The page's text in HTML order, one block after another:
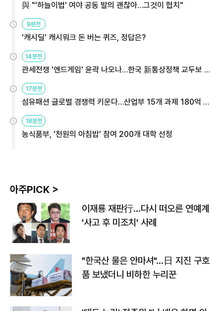
與 "'하늘이법' 여야 공동 발의 괜찮아…그것이 협치"
9분전
'캐시딜' 캐시워크 돈 버는 퀴즈, 정답은?
14분전
관세전쟁 '엔드게임' 윤곽 나오나…한국 新통상정책 교두보 활
용해야
17분전
섬유패션 글로벌 경쟁력 키운다…산업부 15개 과제 180억 지
원
18분전
농식품부, '천원의 아침밥' 참여 200개 대학 선정
아주PICK >
이재룡 재판行…다시 떠오른 연예계
'사고 후 미조치' 사례
"한국산 물은 안마셔"…日 지진 구호
품 보냈더니 비하한 누리꾼